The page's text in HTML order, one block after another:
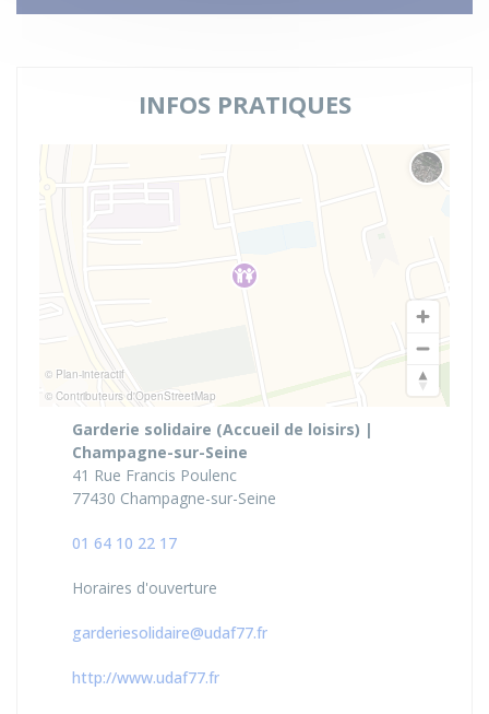
INFOS PRATIQUES
© Plan-interactif
© Contributeurs d'OpenStreetMap
Garderie solidaire (Accueil de loisirs) |
Champagne-sur-Seine
41 Rue Francis Poulenc
77430 Champagne-sur-Seine
01 64 10 22 17
Horaires d'ouverture
garderiesolidaire@udaf77.fr
http://www.udaf77.fr